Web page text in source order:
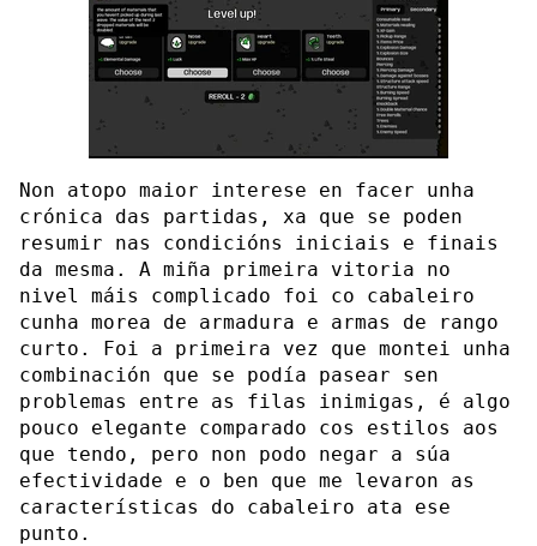
Non atopo maior interese en facer unha
crónica das partidas, xa que se poden
resumir nas condicións iniciais e finais
da mesma. A miña primeira vitoria no
nivel máis complicado foi co cabaleiro
cunha morea de armadura e armas de rango
curto. Foi a primeira vez que montei unha
combinación que se podía pasear sen
problemas entre as filas inimigas, é algo
pouco elegante comparado cos estilos aos
que tendo, pero non podo negar a súa
efectividade e o ben que me levaron as
características do cabaleiro ata ese
punto.